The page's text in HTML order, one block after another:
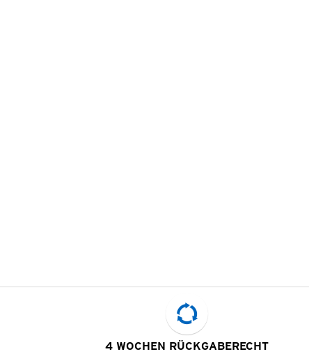
4 WOCHEN RÜCKGABERECHT